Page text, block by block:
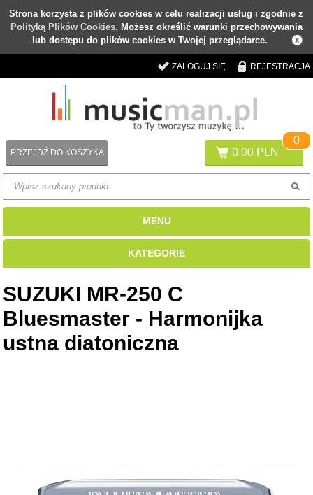
Strona korzysta z plików cookies w celu realizacji usług i zgodnie z
Polityką Plików Cookies. Możesz określić warunki przechowywania
lub dostępu do plików cookies w Twojej przeglądarce.
ZALOGUJ SIĘ REJESTRACJA
0,00 PLN
0
PRZEJDŹ DO KOSZYKA
MENU
KATEGORIE
SUZUKI MR-250 C
Bluesmaster - Harmonijka
ustna diatoniczna